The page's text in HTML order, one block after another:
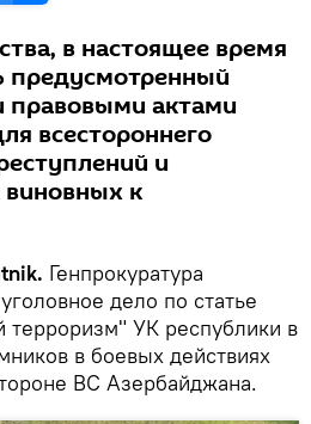
в настоящее время
предусмотренный
актами
всестороннего
и
виновных к
Генпрокуратура
дело по статье
УК республики в
в боевых действиях
ВС Азербайджана.